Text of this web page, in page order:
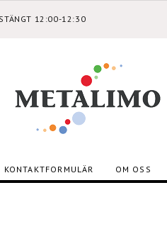
12:00-12:30
KONTAKTFORMULÄR OM OSS